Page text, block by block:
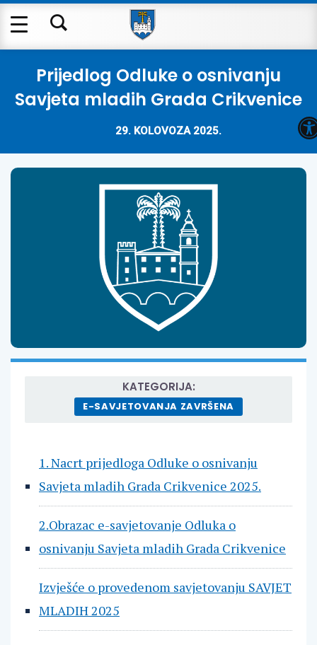
Prijedlog Odluke o osnivanju
Savjeta mladih Grada Crikvenice
29. KOLOVOZA 2025.
KATEGORIJA:
E-SAVJETOVANJA ZAVRŠENA
1. Nacrt prijedloga Odluke o osnivanju
Savjeta mladih Grada Crikvenice 2025.
2.Obrazac e-savjetovanje Odluka o
osnivanju Savjeta mladih Grada Crikvenice
Izvješće o provedenom savjetovanju SAVJET
MLADIH 2025